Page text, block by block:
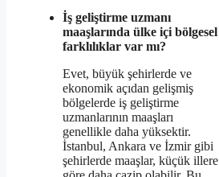
İş geliştirme uzmanı
maaşlarında ülke içi bölgesel
farklılıklar var mı?
Evet, büyük şehirlerde ve
ekonomik açıdan gelişmiş
bölgelerde iş geliştirme
uzmanlarının maaşları
genellikle daha yüksektir.
İstanbul, Ankara ve İzmir gibi
şehirlerde maaşlar, küçük illere